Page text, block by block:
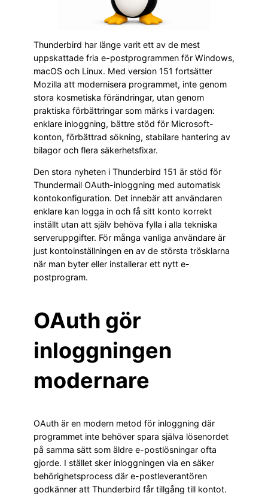
Thunderbird har länge varit ett av de mest
uppskattade fria e-postprogrammen för Windows,
macOS och Linux. Med version 151 fortsätter
Mozilla att modernisera programmet, inte genom
stora kosmetiska förändringar, utan genom
praktiska förbättringar som märks i vardagen:
enklare inloggning, bättre stöd för Microsoft-
konton, förbättrad sökning, stabilare hantering av
bilagor och flera säkerhetsfixar.
Den stora nyheten i Thunderbird 151 är stöd för
Thundermail OAuth-inloggning med automatisk
kontokonfiguration. Det innebär att användaren
enklare kan logga in och få sitt konto korrekt
inställt utan att själv behöva fylla i alla tekniska
serveruppgifter. För många vanliga användare är
just kontoinställningen en av de största trösklarna
när man byter eller installerar ett nytt e-
postprogram.
OAuth gör
inloggningen
modernare
OAuth är en modern metod för inloggning där
programmet inte behöver spara själva lösenordet
på samma sätt som äldre e-postlösningar ofta
gjorde. I stället sker inloggningen via en säker
behörighetsprocess där e-postleverantören
godkänner att Thunderbird får tillgång till kontot.